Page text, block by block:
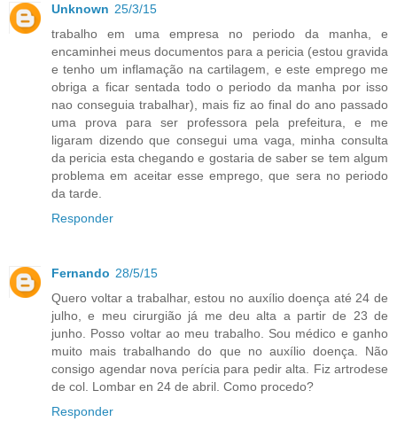
Unknown 25/3/15
trabalho em uma empresa no periodo da manha, e
encaminhei meus documentos para a pericia (estou gravida
e tenho um inflamação na cartilagem, e este emprego me
obriga a ficar sentada todo o periodo da manha por isso
nao conseguia trabalhar), mais fiz ao final do ano passado
uma prova para ser professora pela prefeitura, e me
ligaram dizendo que consegui uma vaga, minha consulta
da pericia esta chegando e gostaria de saber se tem algum
problema em aceitar esse emprego, que sera no periodo
da tarde.
Responder
Fernando 28/5/15
Quero voltar a trabalhar, estou no auxílio doença até 24 de
julho, e meu cirurgião já me deu alta a partir de 23 de
junho. Posso voltar ao meu trabalho. Sou médico e ganho
muito mais trabalhando do que no auxílio doença. Não
consigo agendar nova perícia para pedir alta. Fiz artrodese
de col. Lombar en 24 de abril. Como procedo?
Responder